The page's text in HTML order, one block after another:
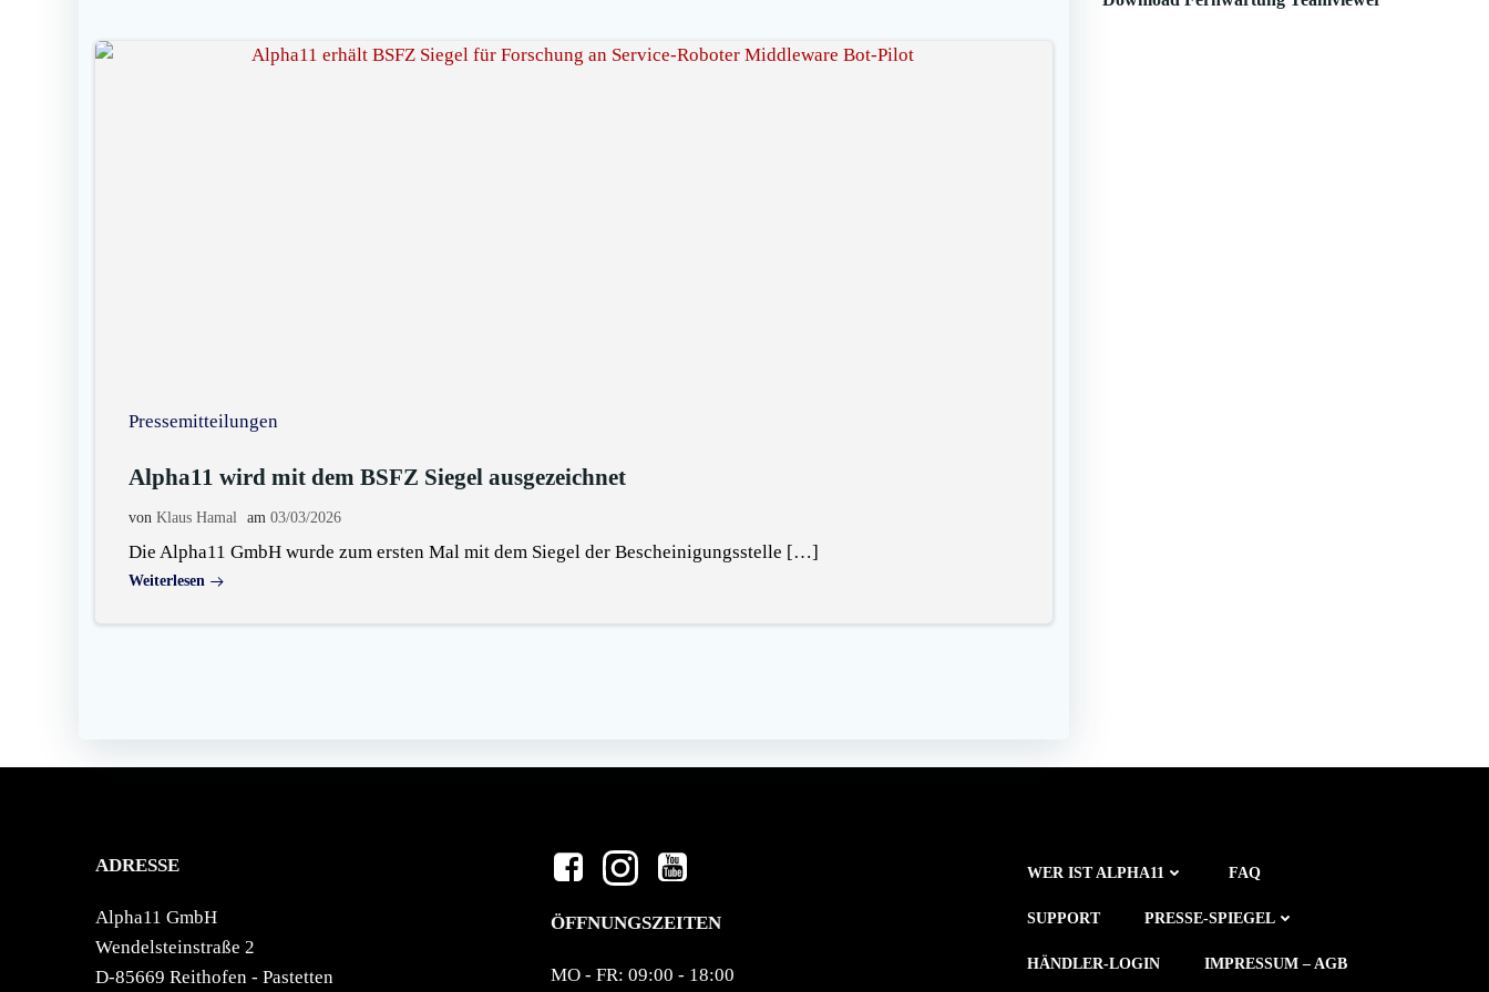
Pressemitteilungen
Alpha11 wird mit dem BSFZ Siegel ausgezeichnet
von Klaus Hamal am 03/03/2026
Die Alpha11 GmbH wurde zum ersten Mal mit dem Siegel der Bescheinigungsstelle […]
Weiterlesen
ADRESSE
Alpha11 GmbH
Wendelsteinstraße 2
D-85669 Reithofen - Pastetten
ÖFFNUNGSZEITEN
MO - FR: 09:00 - 18:00
WER IST ALPHA11 FAQ
SUPPORT PRESSE-SPIEGEL
HÄNDLER-LOGIN IMPRESSUM – AGB